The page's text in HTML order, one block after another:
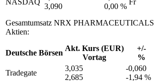
3,090
0,00 %
Gesamtumsatz NRX PHARMACEUTICALS
Aktien:
Deutsche Börsen
Akt. Kurs (EUR)
Vortag
+/-
%
Tradegate
3,035
2,685
-0,060
-1,94 %